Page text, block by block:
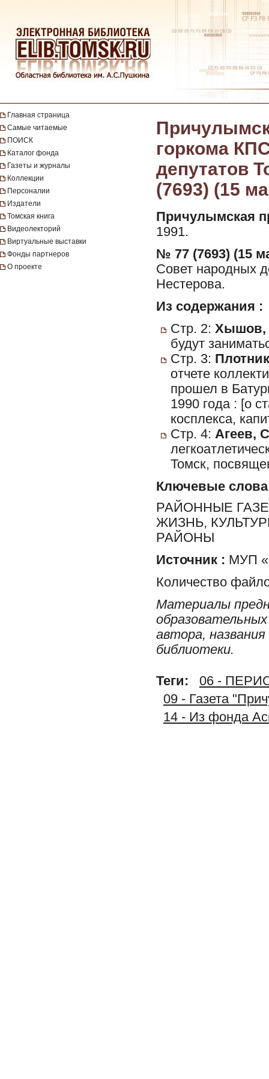
Главная страница
Самые читаемые
ПОИСК
Каталог фонда
Газеты и журналы
Коллекции
Персоналии
Издатели
Томская книга
Видеолекторий
Виртуальные выставки
Фонды партнеров
О проекте
горкома
депутатов
(7693) (15
Причулымская
1991.
№ 77 (7693) (15
Совет народных
Нестерова.
Из содержания :
Стр. 2: Хышов,
будут
Стр. 3:
отчете
прошел в
1990 года : [о
косплекса,
Стр. 4: Агеев,
Томск,
Ключевые слова
РАЙОННЫЕ
ЖИЗНЬ,
РАЙОНЫ
Источник : МУП
Количество
Материалы
автора,
библиотеки.
Теги:
06 -
09 - Газета
14 - Из фонда